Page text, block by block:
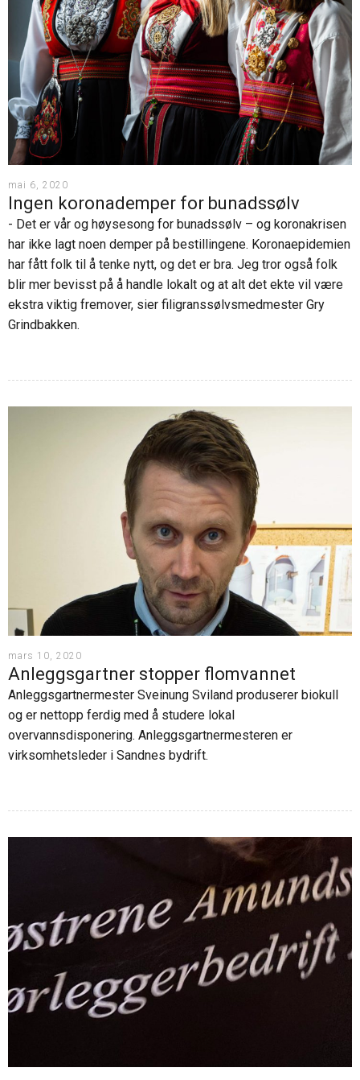
mai 6, 2020
Ingen koronademper for bunadssølv
- Det er vår og høysesong for bunadssølv – og koronakrisen
har ikke lagt noen demper på bestillingene. Koronaepidemien
har fått folk til å tenke nytt, og det er bra. Jeg tror også folk
blir mer bevisst på å handle lokalt og at alt det ekte vil være
ekstra viktig fremover, sier filigranssølvsmedmester Gry
Grindbakken.
mars 10, 2020
Anleggsgartner stopper flomvannet
Anleggsgartnermester Sveinung Sviland produserer biokull
og er nettopp ferdig med å studere lokal
overvannsdisponering. Anleggsgartnermesteren er
virksomhetsleder i Sandnes bydrift.